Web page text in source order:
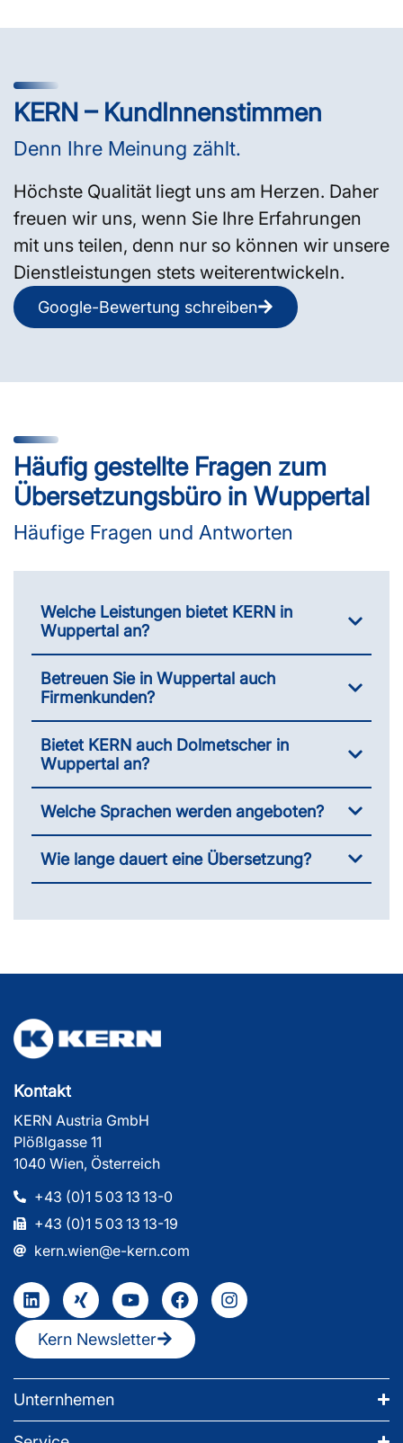
KERN – KundInnenstimmen
Denn Ihre Meinung zählt.
Höchste Qualität liegt uns am Herzen. Daher
freuen wir uns, wenn Sie Ihre Erfahrungen
mit uns teilen, denn nur so können wir unsere
Dienstleistungen stets weiterentwickeln.
Google-Bewertung schreiben
Häufig gestellte Fragen zum
Übersetzungsbüro in Wuppertal
Häufige Fragen und Antworten
Welche Leistungen bietet KERN in
Wuppertal an?
Betreuen Sie in Wuppertal auch
Firmenkunden?
Bietet KERN auch Dolmetscher in
Wuppertal an?
Welche Sprachen werden angeboten?
Wie lange dauert eine Übersetzung?
Kontakt
KERN Austria GmbH
Plößlgasse 11
1040 Wien, Österreich
+43 (0)1 5 03 13 13-0
+43 (0)1 5 03 13 13-19
kern.wien@e-kern.com
Kern Newsletter
Unternhemen